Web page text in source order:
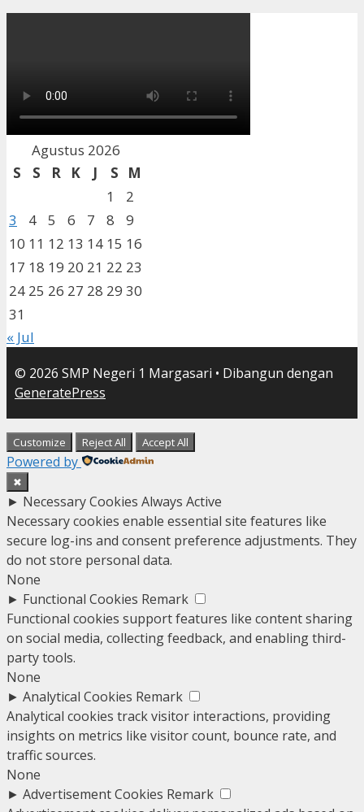
Agustus 2026
S
S R K J S
M
1
2
3
4 5 6 7 8
9
10 11 12 13 14 15 16
17 18 19 20 21 22 23
24 25 26 27 28 29 30
31
« Jul
© 2026 SMP Negeri 1 Margasari • Dibangun dengan
GeneratePress
Customize Reject All Accept All
Powered by
✖
► Necessary Cookies Always Active
Necessary cookies enable essential site features like
secure log-ins and consent preference adjustments. They
do not store personal data.
None
► Functional Cookies Remark
Functional cookies support features like content sharing
on social media, collecting feedback, and enabling third-
party tools.
None
► Analytical Cookies Remark
Analytical cookies track visitor interactions, providing
insights on metrics like visitor count, bounce rate, and
traffic sources.
None
► Advertisement Cookies Remark